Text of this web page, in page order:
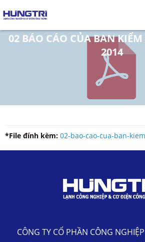
02 BÁO CÁO CỦA BAN
2014
*File đính kèm: 02-bao-cao-cua-ban-
CÔNG TY CỔ PHẦN CÔNG